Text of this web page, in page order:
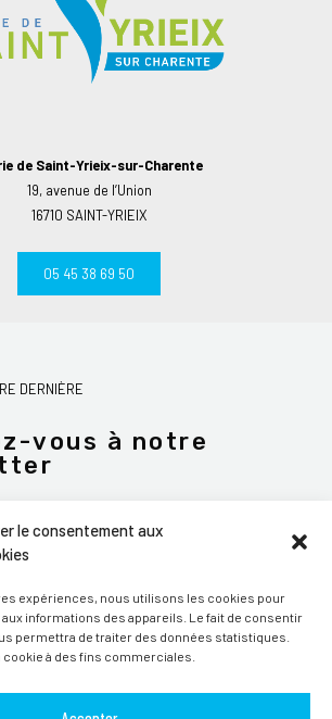
le consentement aux
expériences, nous utilisons les cookies pour
informations des appareils. Le fait de consentir
permettra de traiter des données statistiques.
à des fins commerciales.
de Saint-Yrieix-sur-Charente
19, avenue de l’Union
16710 SAINT-YRIEIX
05 45 38 69 50
DERNIÈRE
vous à notre
JE M'ABONNE